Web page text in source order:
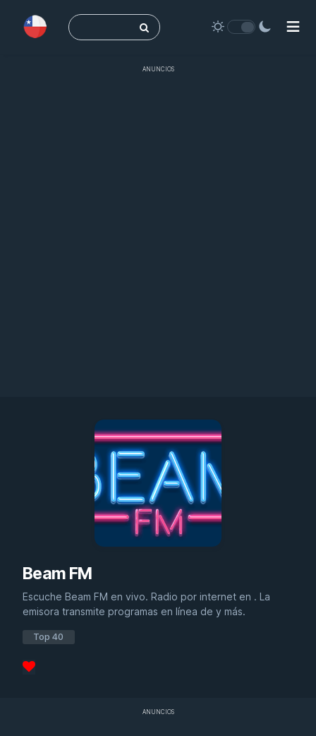
Buscar:
ANUNCIOS
Beam FM
Escuche Beam FM en vivo. Radio por internet en . La
emisora transmite programas en línea de y más.
Top 40
ANUNCIOS